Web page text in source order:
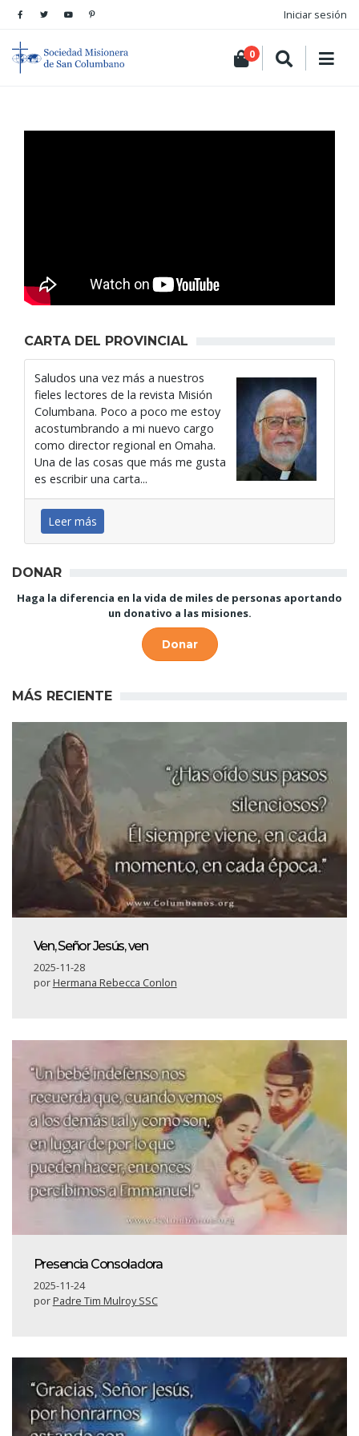
Iniciar sesión
0
CARTA DEL PROVINCIAL
Saludos una vez más a nuestros
fieles lectores de la revista Misión
Columbana. Poco a poco me estoy
acostumbrando a mi nuevo cargo
como director regional en Omaha.
Una de las cosas que más me gusta
es escribir una carta...
Leer más
DONAR
Haga la diferencia en la vida de miles de personas aportando
un donativo a las misiones.
Donar
MÁS RECIENTE
Ven, Señor Jesús, ven
2025-11-28
porHermana Rebecca Conlon
Presencia Consoladora
2025-11-24
porPadre Tim Mulroy SSC